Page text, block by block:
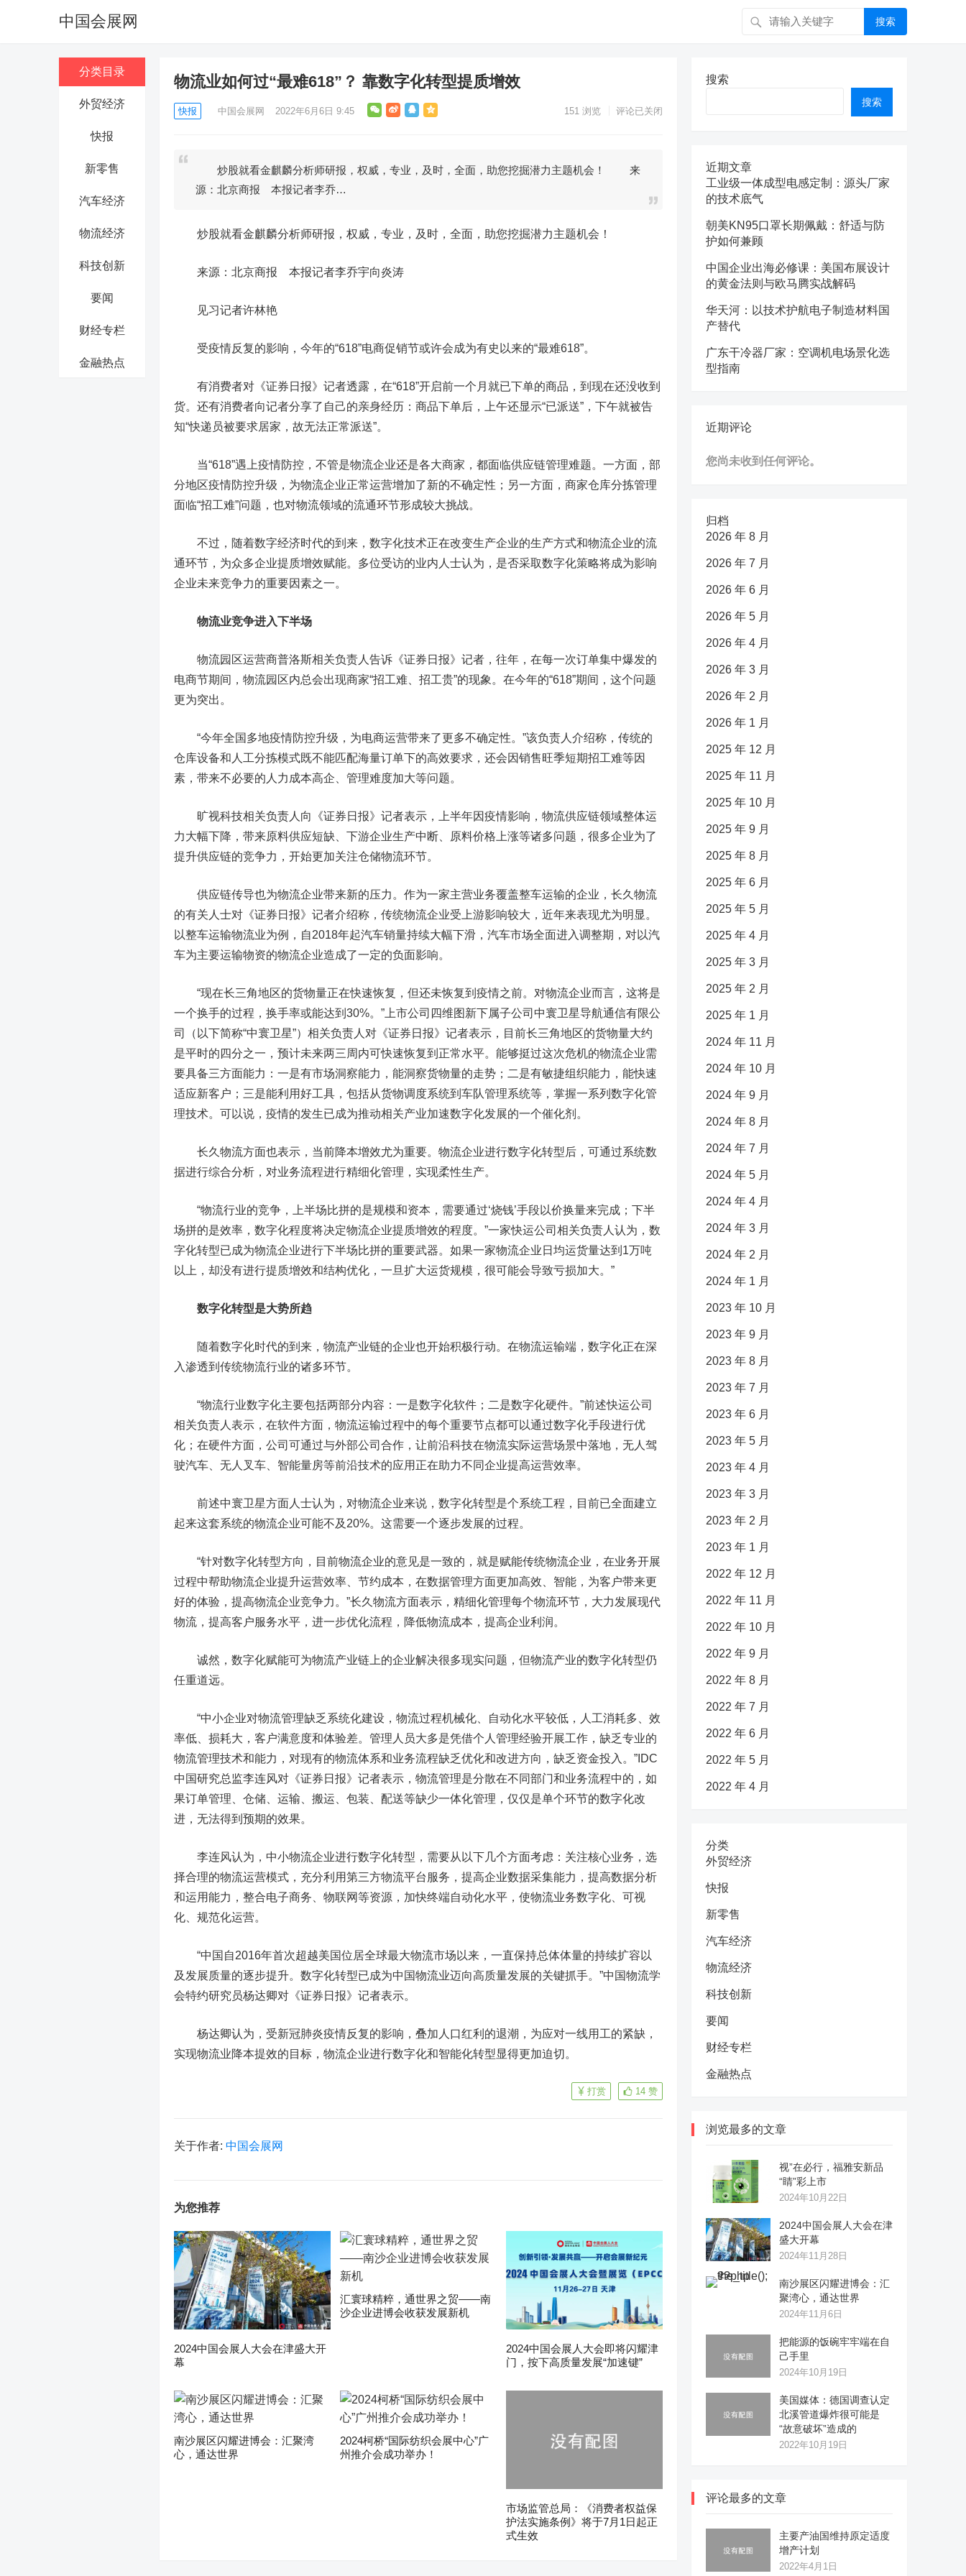
中国会展网 搜索
分类目录
外贸经济
快报
新零售
汽车经济
物流经济
科技创新
要闻
财经专栏
金融热点
物流业如何过“最难618”？ 靠数字化转型提质增效
快报 中国会展网 2022年6月6日 9:45 151 浏览 评论已关闭
炒股就看金麒麟分析师研报，权威，专业，及时，全面，助您挖掘潜力主题机会！ 来
源：北京商报 本报记者李乔…
炒股就看金麒麟分析师研报，权威，专业，及时，全面，助您挖掘潜力主题机会！
来源：北京商报 本报记者李乔宇向炎涛
见习记者许林艳
受疫情反复的影响，今年的“618”电商促销节或许会成为有史以来的“最难618”。
有消费者对《证券日报》记者透露，在“618”开启前一个月就已下单的商品，到现在还没收到
货。还有消费者向记者分享了自己的亲身经历：商品下单后，上午还显示“已派送”，下午就被告
知“快递员被要求居家，故无法正常派送”。
当“618”遇上疫情防控，不管是物流企业还是各大商家，都面临供应链管理难题。一方面，部
分地区疫情防控升级，为物流企业正常运营增加了新的不确定性；另一方面，商家仓库分拣管理
面临“招工难”问题，也对物流领域的流通环节形成较大挑战。
不过，随着数字经济时代的到来，数字化技术正在改变生产企业的生产方式和物流企业的流
通环节，为众多企业提质增效赋能。多位受访的业内人士认为，是否采取数字化策略将成为影响
企业未来竞争力的重要因素之一。
物流业竞争进入下半场
物流园区运营商普洛斯相关负责人告诉《证券日报》记者，往年，在每一次订单集中爆发的
电商节期间，物流园区内总会出现商家“招工难、招工贵”的现象。在今年的“618”期间，这个问题
更为突出。
“今年全国多地疫情防控升级，为电商运营带来了更多不确定性。”该负责人介绍称，传统的
仓库设备和人工分拣模式既不能匹配海量订单下的高效要求，还会因销售旺季短期招工难等因
素，带来不必要的人力成本高企、管理难度加大等问题。
旷视科技相关负责人向《证券日报》记者表示，上半年因疫情影响，物流供应链领域整体运
力大幅下降，带来原料供应短缺、下游企业生产中断、原料价格上涨等诸多问题，很多企业为了
提升供应链的竞争力，开始更加关注仓储物流环节。
供应链传导也为物流企业带来新的压力。作为一家主营业务覆盖整车运输的企业， 长久物流
的有关人士对《证券日报》记者介绍称，传统物流企业受上游影响较大，近年来表现尤为明显。
以整车运输物流业为例，自2018年起汽车销量持续大幅下滑，汽车市场全面进入调整期，对以汽
车为主要运输物资的物流企业造成了一定的负面影响。
“现在长三角地区的货物量正在快速恢复，但还未恢复到疫情之前。对物流企业而言，这将是
一个换手的过程，换手率或能达到30%。”上市公司 四维图新下属子公司中寰卫星导航通信有限公
司（以下简称“中寰卫星”）相关负责人对《证券日报》记者表示，目前长三角地区的货物量大约
是平时的四分之一，预计未来两三周内可快速恢复到正常水平。能够挺过这次危机的物流企业需
要具备三方面能力：一是有市场洞察能力，能洞察货物量的走势；二是有敏捷组织能力，能快速
适应新客户；三是能利用好工具，包括从货物调度系统到车队管理系统等，掌握一系列数字化管
理技术。可以说，疫情的发生已成为推动相关产业加速数字化发展的一个催化剂。
长久物流方面也表示，当前降本增效尤为重要。物流企业进行数字化转型后，可通过系统数
据进行综合分析，对业务流程进行精细化管理，实现柔性生产。
“物流行业的竞争，上半场比拼的是规模和资本，需要通过‘烧钱’手段以价换量来完成；下半
场拼的是效率，数字化程度将决定物流企业提质增效的程度。”一家快运公司相关负责人认为，数
字化转型已成为物流企业进行下半场比拼的重要武器。如果一家物流企业日均运货量达到1万吨
以上，却没有进行提质增效和结构优化，一旦扩大运货规模，很可能会导致亏损加大。”
数字化转型是大势所趋
随着数字化时代的到来，物流产业链的企业也开始积极行动。在物流运输端，数字化正在深
入渗透到传统物流行业的诸多环节。
“物流行业数字化主要包括两部分内容：一是数字化软件；二是数字化硬件。”前述快运公司
相关负责人表示，在软件方面，物流运输过程中的每个重要节点都可以通过数字化手段进行优
化；在硬件方面，公司可通过与外部公司合作，让前沿科技在物流实际运营场景中落地，无人驾
驶汽车、无人叉车、智能量房等前沿技术的应用正在助力不同企业提高运营效率。
前述中寰卫星方面人士认为，对物流企业来说，数字化转型是个系统工程，目前已全面建立
起来这套系统的物流企业可能不及20%。这需要一个逐步发展的过程。
“针对数字化转型方向，目前物流企业的意见是一致的，就是赋能传统物流企业，在业务开展
过程中帮助物流企业提升运营效率、节约成本，在数据管理方面更加高效、智能，为客户带来更
好的体验，提高物流企业竞争力。”长久物流方面表示，精细化管理每个物流环节，大力发展现代
物流，提高客户服务水平，进一步优化流程，降低物流成本，提高企业利润。
诚然，数字化赋能可为物流产业链上的企业解决很多现实问题，但物流产业的数字化转型仍
任重道远。
“中小企业对物流管理缺乏系统化建设，物流过程机械化、自动化水平较低，人工消耗多、效
率低、损耗大，客户满意度和体验差。管理人员大多是凭借个人管理经验开展工作，缺乏专业的
物流管理技术和能力，对现有的物流体系和业务流程缺乏优化和改进方向，缺乏资金投入。”IDC
中国研究总监李连风对《证券日报》记者表示，物流管理是分散在不同部门和业务流程中的，如
果订单管理、仓储、运输、搬运、包装、配送等缺少一体化管理，仅仅是单个环节的数字化改
进，无法得到预期的效果。
李连风认为，中小物流企业进行数字化转型，需要从以下几个方面考虑：关注核心业务，选
择合理的物流运营模式，充分利用第三方物流平台服务，提高企业数据采集能力，提高数据分析
和运用能力，整合电子商务、物联网等资源，加快终端自动化水平，使物流业务数字化、可视
化、规范化运营。
“中国自2016年首次超越美国位居全球最大物流市场以来，一直保持总体体量的持续扩容以
及发展质量的逐步提升。数字化转型已成为中国物流业迈向高质量发展的关键抓手。”中国物流学
会特约研究员杨达卿对《证券日报》记者表示。
杨达卿认为，受新冠肺炎疫情反复的影响，叠加人口红利的退潮，为应对一线用工的紧缺，
实现物流业降本提效的目标，物流企业进行数字化和智能化转型显得更加迫切。
14 赞
打赏
关于作者: 中国会展网
为您推荐
2024中国会展人大会在津盛大开
幕
汇寰球精粹，通世界之贸——南
沙企业进博会收获发展新机
2024中国会展人大会即将闪耀津
门，按下高质量发展“加速键”
南沙展区闪耀进博会：汇聚湾
心，通达世界
2024柯桥“国际纺织会展中心”广
州推介会成功举办！
市场监管总局：《消费者权益保
护法实施条例》将于7月1日起正
式生效
搜索
搜索
近期文章
工业级一体成型电感定制：源头厂家
的技术底气
朝美KN95口罩长期佩戴：舒适与防
护如何兼顾
中国企业出海必修课：美国布展设计
的黄金法则与欧马腾实战解码
华天河：以技术护航电子制造材料国
产替代
广东干冷器厂家：空调机电场景化选
型指南
近期评论
您尚未收到任何评论。
归档
2026 年 8 月
2026 年 7 月
2026 年 6 月
2026 年 5 月
2026 年 4 月
2026 年 3 月
2026 年 2 月
2026 年 1 月
2025 年 12 月
2025 年 11 月
2025 年 10 月
2025 年 9 月
2025 年 8 月
2025 年 6 月
2025 年 5 月
2025 年 4 月
2025 年 3 月
2025 年 2 月
2025 年 1 月
2024 年 11 月
2024 年 10 月
2024 年 9 月
2024 年 8 月
2024 年 7 月
2024 年 5 月
2024 年 4 月
2024 年 3 月
2024 年 2 月
2024 年 1 月
2023 年 10 月
2023 年 9 月
2023 年 8 月
2023 年 7 月
2023 年 6 月
2023 年 5 月
2023 年 4 月
2023 年 3 月
2023 年 2 月
2023 年 1 月
2022 年 12 月
2022 年 11 月
2022 年 10 月
2022 年 9 月
2022 年 8 月
2022 年 7 月
2022 年 6 月
2022 年 5 月
2022 年 4 月
分类
外贸经济
快报
新零售
汽车经济
物流经济
科技创新
要闻
财经专栏
金融热点
浏览最多的文章
视”在必行，福雅安新品
“睛”彩上市
2024年10月22日
2024中国会展人大会在津
盛大开幕
2024年11月28日
南沙展区闪耀进博会：汇
聚湾心，通达世界
2024年11月6日
把能源的饭碗牢牢端在自
己手里
2024年10月19日
美国媒体：德国调查认定
北溪管道爆炸很可能是
“故意破坏”造成的
2022年10月19日
评论最多的文章
主要产油国维持原定适度
增产计划
2022年4月1日